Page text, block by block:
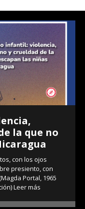
la que no
con los ojos
presiento, con
Portal, 1965
Leer más